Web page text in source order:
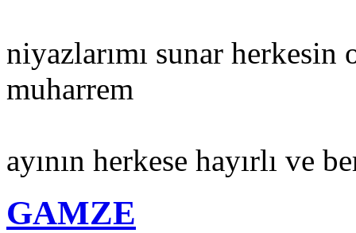
niyazlarımı sunar herkesin
muharrem
ayının herkese hayırlı ve
GAMZE